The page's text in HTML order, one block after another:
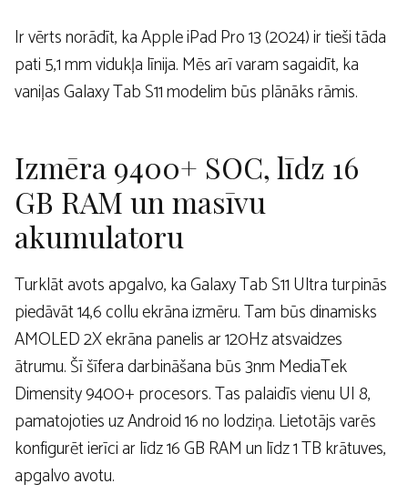
Ir vērts norādīt, ka Apple iPad Pro 13 (2024) ir tieši tāda
pati 5,1 mm vidukļa līnija. Mēs arī varam sagaidīt, ka
vaniļas Galaxy Tab S11 modelim būs plānāks rāmis.
Izmēra 9400+ SOC, līdz 16
GB RAM un masīvu
akumulatoru
Turklāt avots apgalvo, ka Galaxy Tab S11 Ultra turpinās
piedāvāt 14,6 collu ekrāna izmēru. Tam būs dinamisks
AMOLED 2X ekrāna panelis ar 120Hz atsvaidzes
ātrumu. Šī šīfera darbināšana būs 3nm MediaTek
Dimensity 9400+ procesors. Tas palaidīs vienu UI 8,
pamatojoties uz Android 16 no lodziņa. Lietotājs varēs
konfigurēt ierīci ar līdz 16 GB RAM un līdz 1 TB krātuves,
apgalvo avotu.